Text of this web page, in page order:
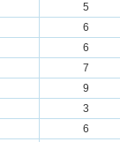
5
6
6
7
9
3
6